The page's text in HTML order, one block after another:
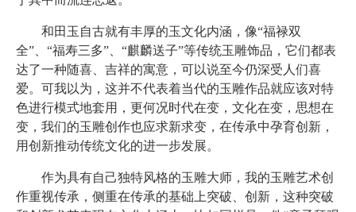
和田玉自古就有丰厚的玉文化内涵，像“福禄双
全”、“福寿三多”、“麒麟送子”等传统玉雕饰品，它们都表
达了一种随喜、吉祥的寓意，可以说至今仍深受人们喜
爱。可我以为，这并不代表着当代的玉雕作品就应该对特
色进行模式地套用，更何况时代在变，文化在变，思想在
变，我们的玉雕创作也应求新求变，在传承中孕育创新，
用创新推动传统文化的进一步发展。
作为具有自己独特风格的玉雕大师，我的玉雕艺术创
作重视传承，侧重在传承的基础上突破、创新，这种突破